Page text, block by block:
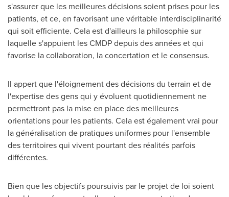
s'assurer que les meilleures décisions soient prises pour les
patients, et ce, en favorisant une véritable interdisciplinarité
qui soit efficiente. Cela est d'ailleurs la philosophie sur
laquelle s'appuient les CMDP depuis des années et qui
favorise la collaboration, la concertation et le consensus.
Il appert que l'éloignement des décisions du terrain et de
l'expertise des gens qui y évoluent quotidiennement ne
permettront pas la mise en place des meilleures
orientations pour les patients. Cela est également vrai pour
la généralisation de pratiques uniformes pour l'ensemble
des territoires qui vivent pourtant des réalités parfois
différentes.
Bien que les objectifs poursuivis par le projet de loi soient